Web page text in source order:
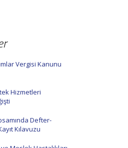
Vergisi Kanunu
Hizmetleri
Defter-
Kılavuzu